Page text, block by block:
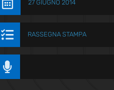
 27 GIUGNO 2014
 RASSEGNA STAMPA
